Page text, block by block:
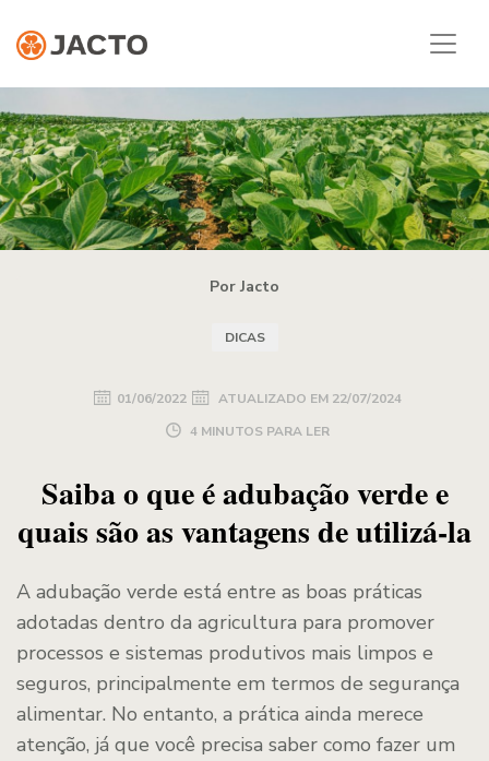
Por Jacto
DICAS
01/06/2022 ATUALIZADO EM 22/07/2024
4 MINUTOS PARA LER
Saiba o que é adubação verde e
quais são as vantagens de utilizá-la
A adubação verde está entre as boas práticas
adotadas dentro da agricultura para promover
processos e sistemas produtivos mais limpos e
seguros, principalmente em termos de segurança
alimentar. No entanto, a prática ainda merece
atenção, já que você precisa saber como fazer um